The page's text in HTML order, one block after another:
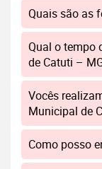
Quais são as
Qual o tempo
de Catuti –
Vocês
Municipal de
Como posso